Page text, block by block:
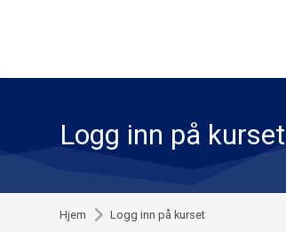
Logg inn på kurset
Hjem Logg inn på kurset